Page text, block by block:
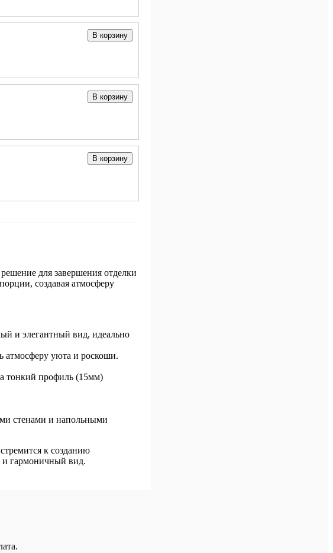
В корзину
В корзину
В корзину
для завершения отделки
создавая атмосферу
и элегантный вид, идеально
атмосферу уюта и роскоши.
тонкий профиль (15мм)
стенами и напольными
к созданию
и гармоничный вид.